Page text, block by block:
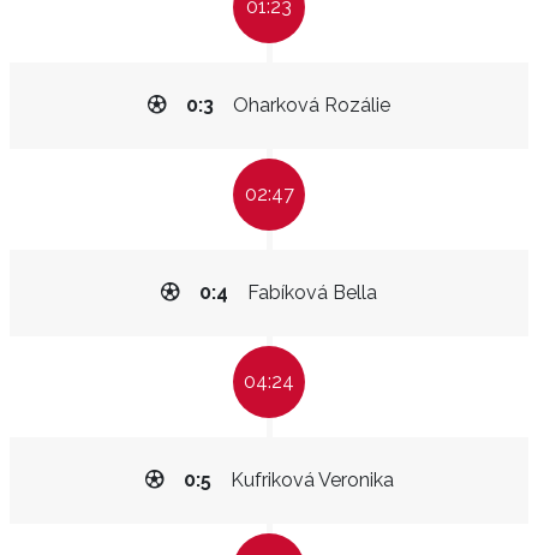
01:23
Oharková Rozálie
0:3
02:47
Fabíková Bella
0:4
04:24
Kufriková Veronika
0:5